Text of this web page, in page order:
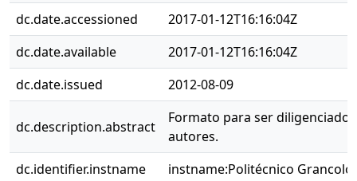
dc.date.accessioned
2017-01-12T16:16:04Z
dc.date.available
2017-01-12T16:16:04Z
dc.date.issued
2012-08-09
dc.description.abstract
Formato para ser diligenciado
autores.
dc.identifier.instname
instname:Politécnico